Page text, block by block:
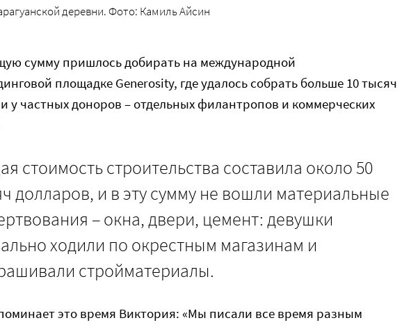
деревни. Фото: Камиль Айсин
сумму пришлось добирать на международной
площадке Generosity, где удалось собрать больше 10 тысяч
у частных доноров – отдельных филантропов и коммерческих
стоимость строительства составила около 50
долларов, и в эту сумму не вошли материальные
– окна, двери, цемент: девушки
ходили по окрестным магазинам и
стройматериалы.
это время Виктория: «Мы писали все время разным